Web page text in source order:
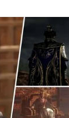
seja, o jogo